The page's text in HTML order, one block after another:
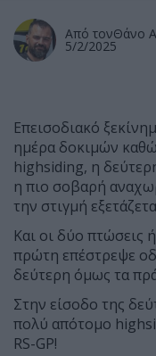
Από τονΘάνο
5/2/2025
Επεισοδιακό
ημέρα δοκιμών
highsiding, η
η πιο σοβαρή
την στιγμή
Και οι δύο πτώσεις
πρώτη επέστρεψε
δεύτερη όμως τα
Στην είσοδο της
πολύ απότομο
RS-GP!